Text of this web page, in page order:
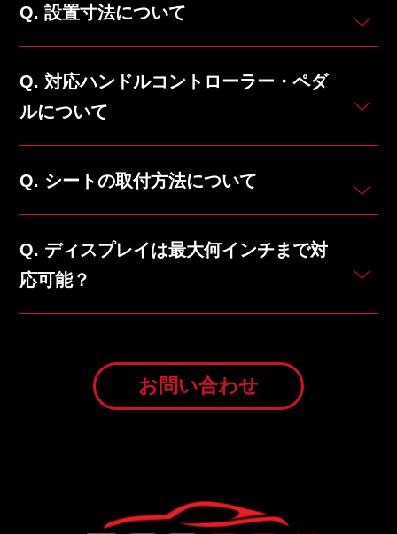
設置寸法について
対応ハンドルコントローラー・ペダ
ルについて
シートの取付方法について
ディスプレイは最大何インチまで対
応可能？
お問い合わせ